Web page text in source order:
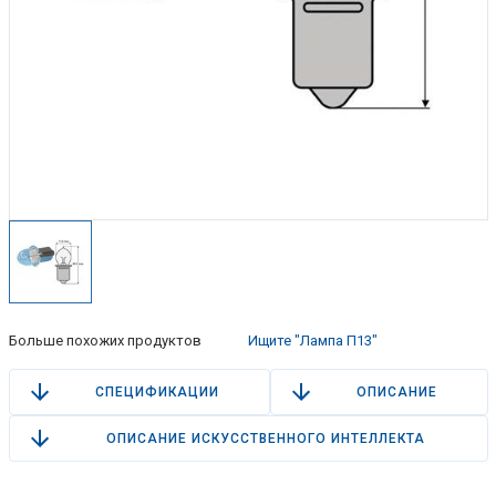
Больше похожих продуктов Ищите "Лампа П13"
СПЕЦИФИКАЦИИ ОПИСАНИЕ
ОПИСАНИЕ ИСКУССТВЕННОГО ИНТЕЛЛЕКТА